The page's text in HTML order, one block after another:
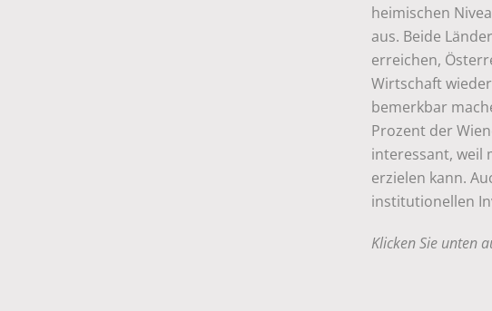
heimischen
aus. Beide
erreichen,
Wirtschaft
bemerkbar
Prozent der
interessant, weil
erzielen kann.
institutionellen
Klicken Sie unten